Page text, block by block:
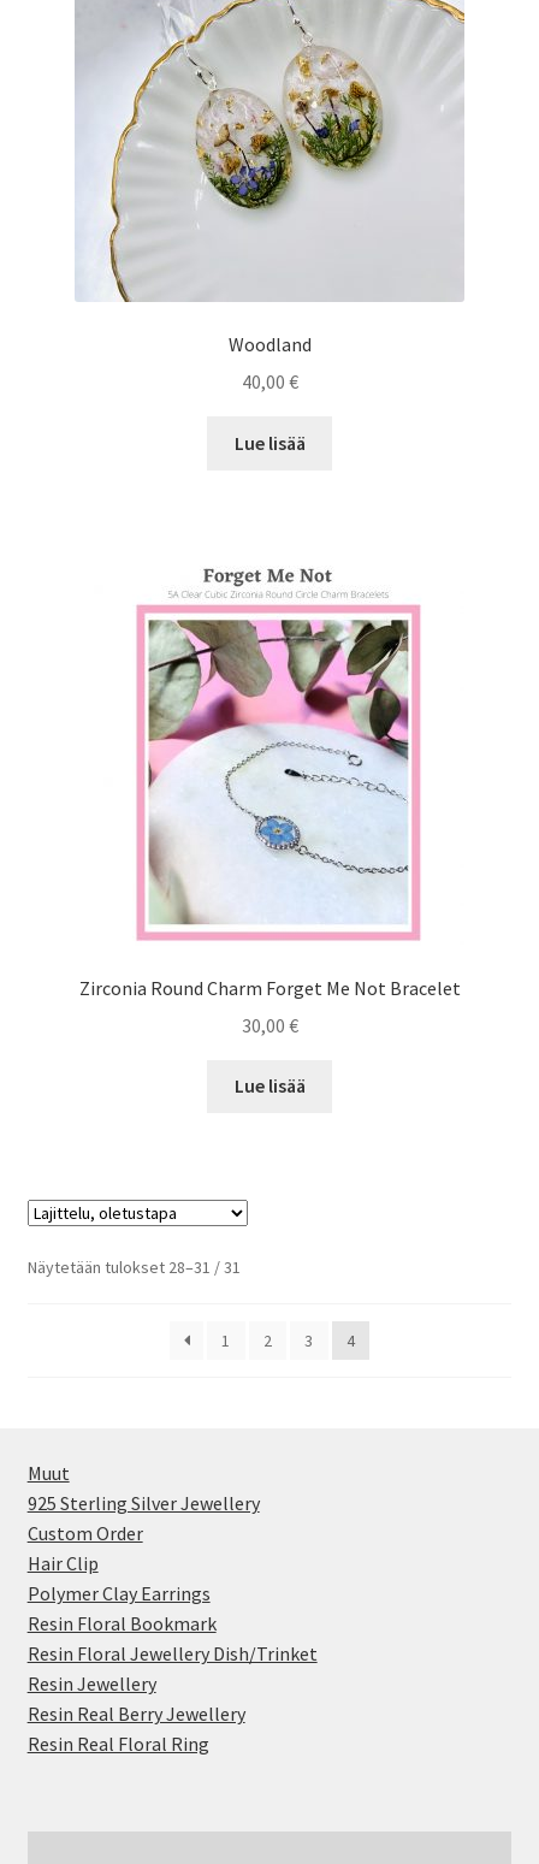
Woodland
40,00 €
Lue lisää
Zirconia Round Charm Forget Me Not Bracelet
30,00 €
Lue lisää
Näytetään tulokset 28–31 / 31
1 2 3 4
Muut
925 Sterling Silver Jewellery
Custom Order
Hair Clip
Polymer Clay Earrings
Resin Floral Bookmark
Resin Floral Jewellery Dish/Trinket
Resin Jewellery
Resin Real Berry Jewellery
Resin Real Floral Ring